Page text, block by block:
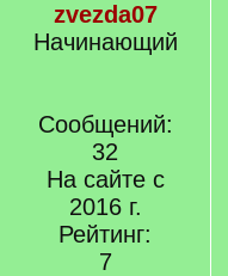
zvezda07
Начинающий
Сообщений:
32
На сайте с
2016 г.
Рейтинг:
7